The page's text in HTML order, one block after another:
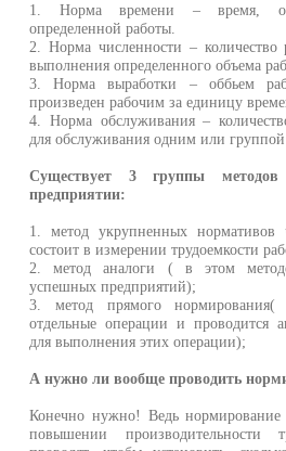
1. Норма времени – время,
определенной работы.
2. Норма численности – количество
выполнения определенного объема
3. Норма выработки – оббьем
произведен рабочим за единицу
4. Норма обслуживания –
для обслуживания одним или группой
Существует 3 группы
предприятии:
1. метод укрупненных нормативов
состоит в измерении трудоемкости
2. метод аналоги ( в этом
успешных предприятий);
3. метод прямого нормирования(
отдельные операции и проводится
для выполнения этих операции);
А нужно ли вообще проводить
Конечно нужно! Ведь нормирование
повышении производительности